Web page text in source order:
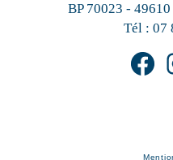
BP 70023 -
Tél : 07